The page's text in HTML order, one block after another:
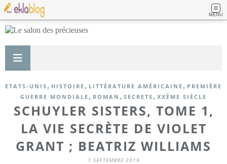
MENU
ETATS-UNIS , HISTOIRE , LITTÉRATURE AMÉRICAINE , PREMIÈRE
GUERRE MONDIALE , ROMAN , SECRETS , XXÈME SIÈCLE
SCHUYLER SISTERS, TOME 1,
LA VIE SECRÈTE DE VIOLET
GRANT ; BEATRIZ WILLIAMS
1 SEPTEMBRE 2019